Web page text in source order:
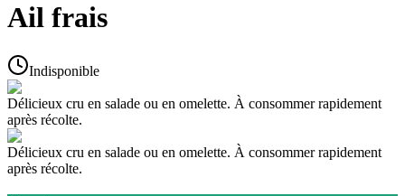
Ail frais
Indisponible
Délicieux cru en salade ou en omelette. À consommer rapidement
après récolte.
Délicieux cru en salade ou en omelette. À consommer rapidement
après récolte.